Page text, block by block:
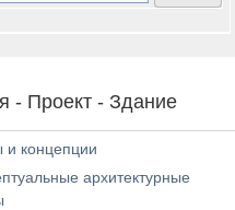
- Проект - Здание
и концепции
архитектурные